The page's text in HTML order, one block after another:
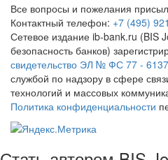
Все вопросы и пожелания
Контактный телефон: +7 (495)
Сетевое издание ib-bank.ru (BIS
безопасность банков)
свидетельство ЭЛ № ФС 77 -
службой по надзору в сфере
технологий и массовых
Политика конфиденциальности